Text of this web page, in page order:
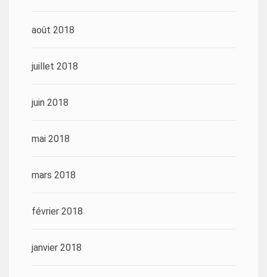
août 2018
juillet 2018
juin 2018
mai 2018
mars 2018
février 2018
janvier 2018